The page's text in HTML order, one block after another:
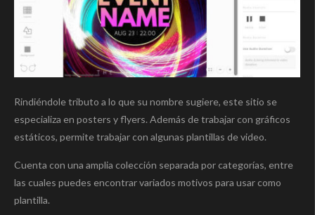
Rindiéndole tributo a lo que su nombre sugiere, este sitio se
especializa en posters y flyers. Además de trabajar con gráficos
estáticos, permite trabajar con algunas plantillas de video.
Cuenta con una amplia colección separada por categorías, entre
las cuales puedes encontrar variados motivos para usar como
plantilla.